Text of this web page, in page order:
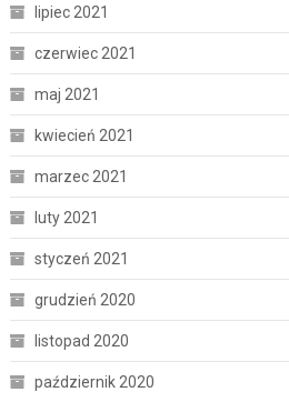
lipiec 2021
czerwiec 2021
maj 2021
kwiecień 2021
marzec 2021
luty 2021
styczeń 2021
grudzień 2020
listopad 2020
październik 2020